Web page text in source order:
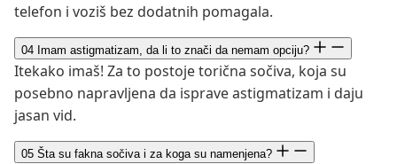
telefon i voziš bez dodatnih pomagala.
04 Imam astigmatizam, da li to znači da nemam opciju?
Itekako imaš! Za to postoje torična sočiva, koja su
posebno napravljena da isprave astigmatizam i daju
jasan vid.
05 Šta su fakna sočiva i za koga su namenjena?